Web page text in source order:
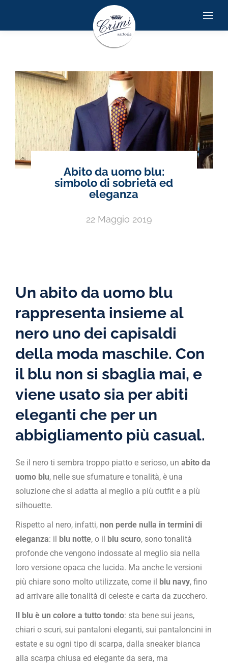
Abito da uomo blu:
simbolo di sobrietà ed
eleganza
22 Maggio 2019
Un abito da uomo blu
rappresenta insieme al
nero uno dei capisaldi
della moda maschile. Con
il blu non si sbaglia mai, e
viene usato sia per abiti
eleganti che per un
abbigliamento più casual.
Se il nero ti sembra troppo piatto e serioso, un abito da
uomo blu, nelle sue sfumature e tonalità, è una
soluzione che si adatta al meglio a più outfit e a più
silhouette.
Rispetto al nero, infatti, non perde nulla in termini di
eleganza: il blu notte, o il blu scuro, sono tonalità
profonde che vengono indossate al meglio sia nella
loro versione opaca che lucida. Ma anche le versioni
più chiare sono molto utilizzate, come il
blu navy, fino
ad arrivare alle tonalità di celeste e carta da zucchero.
Il blu è un colore a tutto tondo: sta bene sui jeans,
chiari o scuri, sui pantaloni eleganti, sui pantaloncini in
estate e su ogni tipo di scarpa, dalla sneaker bianca
alla scarpa chiusa ed elegante da sera, ma